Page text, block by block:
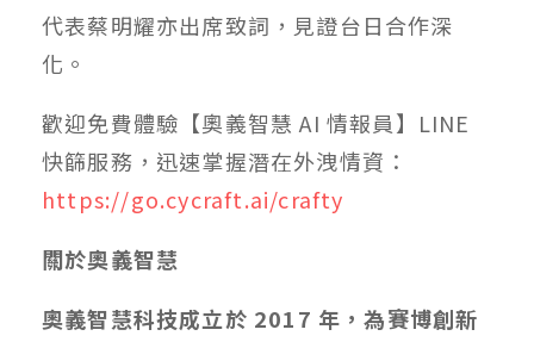
代表蔡明耀亦出席致詞，見證台日合作深
化。
歡迎免費體驗【奧義智慧 AI 情報員】LINE
快篩服務，迅速掌握潛在外洩情資：
https://go.cycraft.ai/crafty
關於奧義智慧
奧義智慧科技成立於 2017 年，為賽博創新